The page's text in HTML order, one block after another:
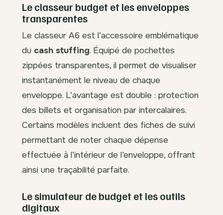
Le classeur budget et les enveloppes
transparentes
Le classeur A6 est l’accessoire emblématique
du cash stuffing. Équipé de pochettes
zippées transparentes, il permet de visualiser
instantanément le niveau de chaque
enveloppe. L’avantage est double : protection
des billets et organisation par intercalaires.
Certains modèles incluent des fiches de suivi
permettant de noter chaque dépense
effectuée à l’intérieur de l’enveloppe, offrant
ainsi une traçabilité parfaite.
Le simulateur de budget et les outils
digitaux